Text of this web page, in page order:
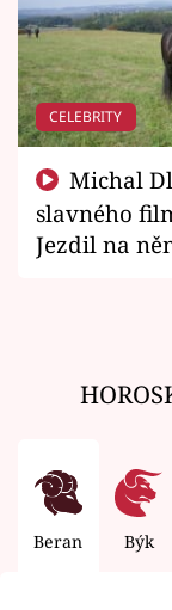
CELEBRITY
slavného
Jezdil na
Beran Býk